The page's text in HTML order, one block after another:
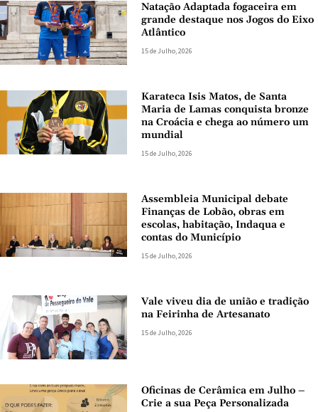
Natação Adaptada fogaceira em
grande destaque nos Jogos do Eixo
Atlântico
15 de Julho, 2026
Karateca Isis Matos, de Santa
Maria de Lamas conquista bronze
na Croácia e chega ao número um
mundial
15 de Julho, 2026
Assembleia Municipal debate
Finanças de Lobão, obras em
escolas, habitação, Indaqua e
contas do Município
15 de Julho, 2026
Vale viveu dia de união e tradição
na Feirinha de Artesanato
15 de Julho, 2026
Oficinas de Cerâmica em Julho –
Crie a sua Peça Personalizada